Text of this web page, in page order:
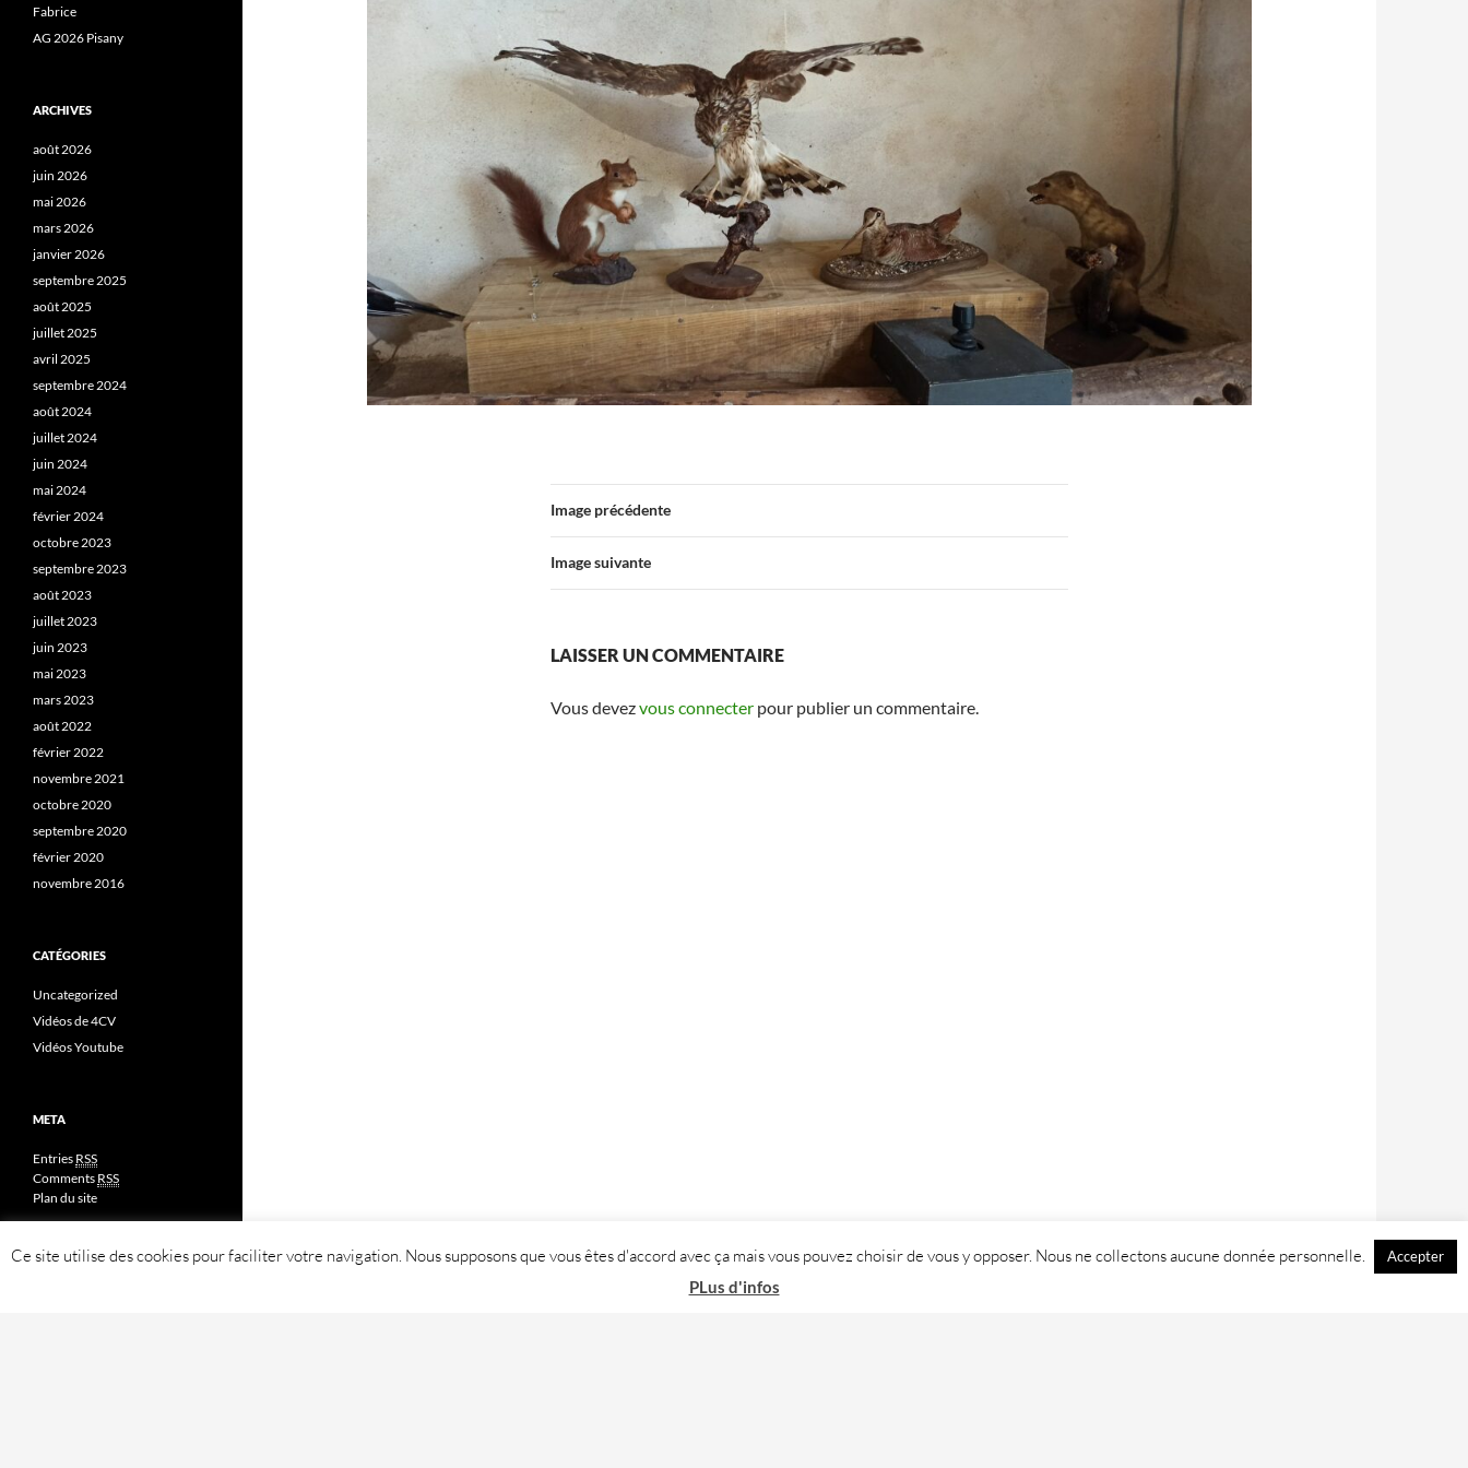
Image précédente
Image suivante
LAISSER UN COMMENTAIRE
Vous devezvous connecter pour publier un commentaire.
Fabrice
AG 2026 Pisany
ARCHIVES
août 2026
juin 2026
mai 2026
mars 2026
janvier 2026
septembre 2025
août 2025
juillet 2025
avril 2025
septembre 2024
août 2024
juillet 2024
juin 2024
mai 2024
février 2024
octobre 2023
septembre 2023
août 2023
juillet 2023
juin 2023
mai 2023
mars 2023
août 2022
février 2022
novembre 2021
octobre 2020
septembre 2020
février 2020
novembre 2016
CATÉGORIES
Uncategorized
Vidéos de 4CV
Vidéos Youtube
META
Entries RSS
Comments RSS
Plan du site
Ce site utilise des cookies pour faciliter votre navigation. Nous supposons que vous êtes d'accord avec ça mais vous pouvez choisir de vous y opposer. Nous ne collectons aucune donnée personnelle. Accepter
PLus d'infos